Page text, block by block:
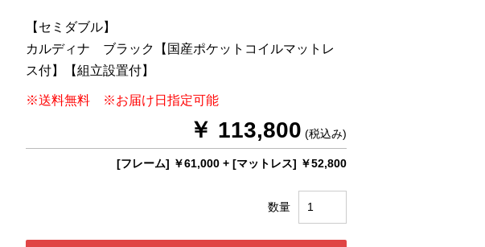
【セミダブル】
カルディナ ブラック【国産ポケットコイルマットレ
ス付】【組立設置付】
※送料無料 ※お届け日指定可能
￥ 113,800 (税込み)
[フレーム] ￥61,000+ [マットレス] ￥52,800
数量